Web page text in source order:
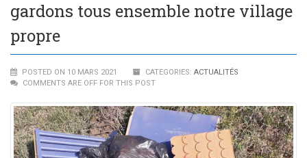
gardons tous ensemble notre village
propre
POSTED ON 10 MARS 2021 CATEGORIES: ACTUALITÉS
COMMENTS ARE OFF FOR THIS POST